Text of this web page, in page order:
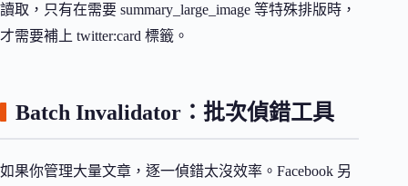
讀取，只有在需要 summary_large_image 等特殊排版時，
才需要補上 twitter:card 標籤。
Batch Invalidator：批次偵錯工具
如果你管理大量文章，逐一偵錯太沒效率。Facebook 另